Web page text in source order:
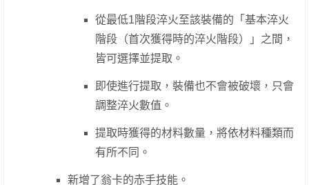
從最低1階段淬火至該裝備的「基本淬火
階段（首次獲得時的淬火階段）」之間，
皆可選擇並提取。
即使進行提取，裝備也不會被破壞，只會
調整淬火數值。
提取時獲得的材料數量，將依材料種類而
有所不同。
新增了翁卡的赤手技能。